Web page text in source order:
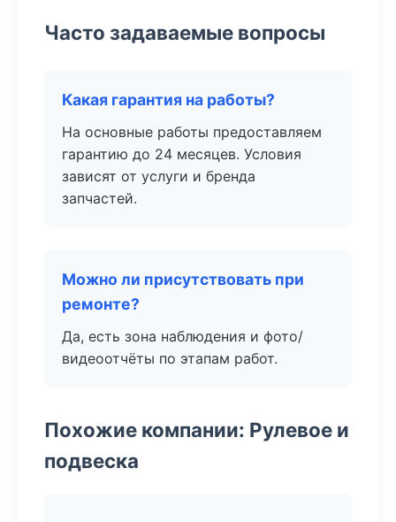
Часто задаваемые вопросы
Какая гарантия на работы?
На основные работы предоставляем
гарантию до 24 месяцев. Условия
зависят от услуги и бренда
запчастей.
Можно ли присутствовать при
ремонте?
Да, есть зона наблюдения и фото/
видеоотчёты по этапам работ.
Похожие компании: Рулевое и
подвеска